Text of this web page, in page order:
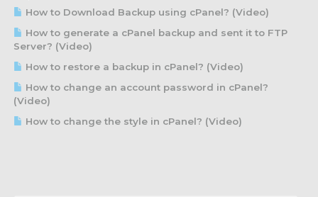
How to Download Backup using cPanel? (Video)
How to generate a cPanel backup and sent it to FTP
Server? (Video)
How to restore a backup in cPanel? (Video)
How to change an account password in cPanel?
(Video)
How to change the style in cPanel? (Video)